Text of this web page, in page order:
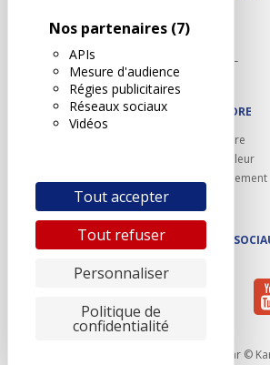
Nos partenaires (7)
APIs
Mesure d'audience
Régies publicitaires
Réseaux sociaux
Vidéos
Tout accepter
Tout refuser
Personnaliser
Politique de
confidentialité
Autodidact
Karoil
Autovision PL
Motovision
NOUS REJOINDRE
Ouvrir un centre
Devenez contrôleur
Carrières et recrutement
SUIVEZ AUTOVISION SUR LES RÉSEAUX
- Réalisé par ©